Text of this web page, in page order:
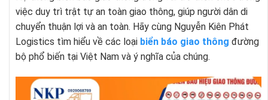
việc duy trì trật tự an toàn giao thông, giúp người dân di
chuyển thuận lợi và an toàn. Hãy cùng Nguyễn Kiên Phát
Logistics tìm hiểu về các loại biển báo giao thông đường
bộ phổ biến tại Việt Nam và ý nghĩa của chúng.